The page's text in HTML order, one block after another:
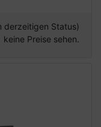
derzeitigen Status)
keine Preise sehen.